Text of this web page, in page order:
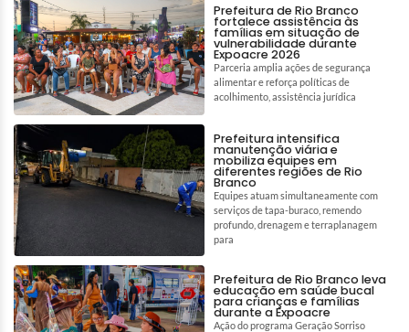
Prefeitura de Rio Branco
fortalece assistência às
famílias em situação de
vulnerabilidade durante
Expoacre 2026
Parceria amplia ações de segurança
alimentar e reforça políticas de
acolhimento, assistência jurídica
Prefeitura intensifica
manutenção viária e
mobiliza equipes em
diferentes regiões de Rio
Branco
Equipes atuam simultaneamente com
serviços de tapa-buraco, remendo
profundo, drenagem e terraplanagem
para
Prefeitura de Rio Branco leva
educação em saúde bucal
para crianças e famílias
durante a Expoacre
Ação do programa Geração Sorriso